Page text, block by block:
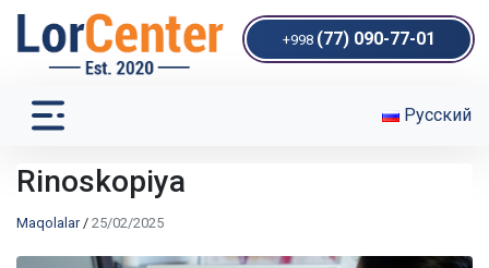
+998 (77) 090-77-01
Русский
Rinoskopiya
Maqolalar/ 25/02/2025